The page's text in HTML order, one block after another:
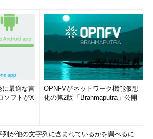
に最適な言
フトがX
OPNFVがネットワーク機能仮想
化の第2版「Brahmaputra」公開
列が他の文字列に含まれているかを調べるに